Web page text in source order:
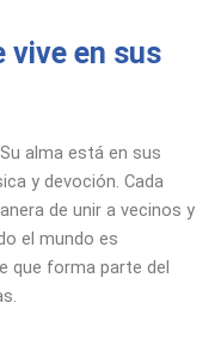
vive en sus
alma está en sus
y devoción. Cada
de unir a vecinos y
el mundo es
que forma parte del